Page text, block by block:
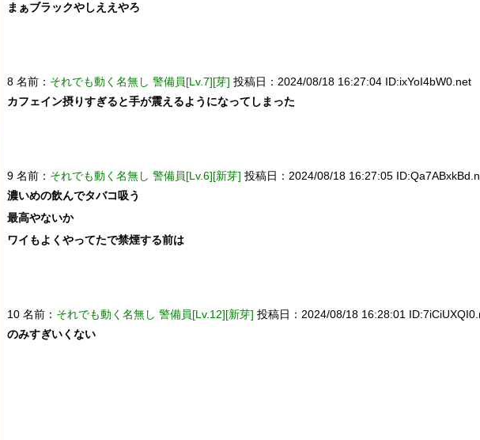
まぁブラックやしええやろ
8 名前： それでも動く名無し 警備員[Lv.7][芽] 投稿日：2024/08/18 16:27:04 ID:ixYoI4bW0.net
カフェイン摂りすぎると手が震えるようになってしまった
9 名前： それでも動く名無し 警備員[Lv.6][新芽] 投稿日：2024/08/18 16:27:05
濃いめの飲んでタバコ吸う
最高やないか
ワイもよくやってたで禁煙する前は
10 名前： それでも動く名無し 警備員[Lv.12][新芽] 投稿日：2024/08/18 16:28:01
のみすぎいくない
石を卵と思い込み温め続けていたハク
トウワシのオスに孤児のヒナが託さ